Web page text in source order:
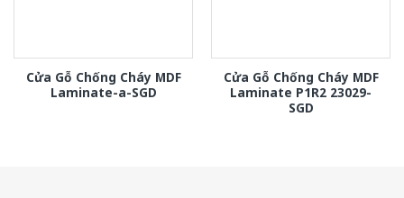
Cửa Gỗ Chống Cháy MDF
Laminate-a-SGD
Cửa Gỗ Chống Cháy MDF
Laminate P1R2 23029-
SGD